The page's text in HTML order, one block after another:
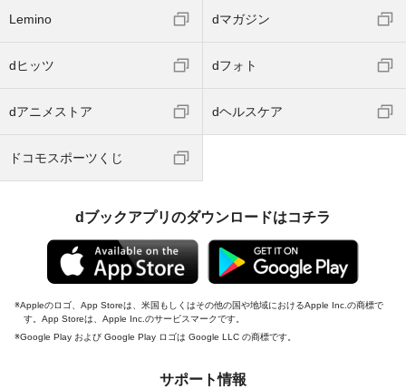
Lemino dマガジン
dヒッツ dフォト
dアニメストア dヘルスケア
ドコモスポーツくじ
dブックアプリのダウンロードはコチラ
Appleのロゴ、App Storeは、米国もしくはその他の国や地域におけるApple Inc.の商標で
す。App Storeは、Apple Inc.のサービスマークです。
Google Play および Google Play ロゴは Google LLC の商標です。
サポート情報